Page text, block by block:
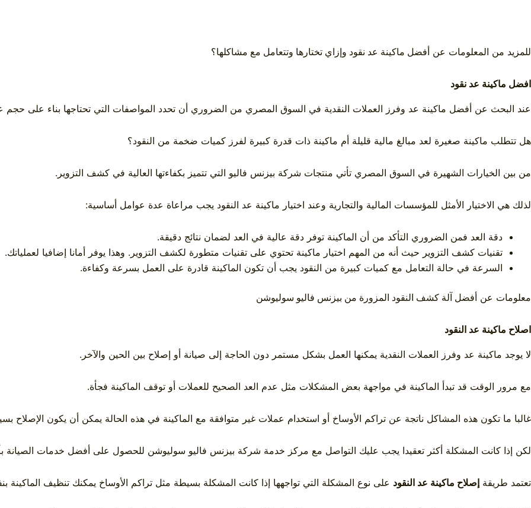
للمزيد من المعلومات عن أفضل ماكينة عد نقود وإزاي تختارها وتتعامل مع مشاكلها؟
افضل ماكينة عد نقود
عند البحث عن أفضل ماكينة عد وفرز العملات النقدية في السوق المصري من الضروري أن تحدد المواصفات التي تحتاجها بناء على حجم
هل تتطلب ماكينة صغيرة لعد مبالغ مالية قليلة أم ماكينة ذات قدرة كبيرة لفرز كميات ضخمة من النقود؟
من بين الخيارات الشهيرة في السوق المصري تأتي منتجات شركة بيزنس فاليو التي تتميز بكفاءتها العالية في كشف التزوير.
لذلك هي الاختيار الأمثل للمؤسسات المالية والتجارية وعند اختيار ماكينة عد النقود يجب مراعاة عدة عوامل أساسية:
دقة العد فمن الضروري التأكد من أن الماكينة توفر دقة عالية في العد لضمان نتائج دقيقة.
تقنيات كشف التزوير حيث أنه من المهم اختيار ماكينة تحتوي على تقنيات متطورة لكشف التزوير. وهذا يوفر أمانا إضافيا لعملياتك.
السرعة في حالة التعامل مع كميات كبيرة من النقود يجب أن تكون الماكينة قادرة على العمل بسرعة وكفاءة.
معلومات عن أفضل آلة كشف النقود المزورة من بيزنس فاليو سوليوشن
اصلاح ماكينة عد النقود
لا يوجد ماكينة عد وفرز العملات النقدية يمكنها العمل بشكل مستمر دون الحاجة إلى صيانة أو إصلاح بين الحين والآخر.
مع مرور الوقت قد تبدأ الماكينة في مواجهة بعض المشكلات مثل عدم العد الصحيح للعملات أو توقف الماكينة فجأة.
غالبا ما تكون هذه المشاكل ناتجة عن تراكم الأوساخ أو استخدام عملات غير متوافقة مع الماكينة في هذه الحالة يمكن أن يكون الإصلاح
لكن إذا كانت المشكلة أكثر تعقيدا يجب عليك التواصل مع مركز خدمة شركة بيزنس فاليو سوليوشن للحصول على أفضل خدمات الصيانة
تعتمد طريقة إصلاح ماكينة عد النقود على نوع المشكلة التي تواجهها إذا كانت المشكلة بسيطة مثل تراكم الأوساخ يمكنك تنظيف الماكينة